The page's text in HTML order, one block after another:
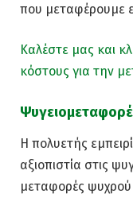
που μεταφέρουμε
Καλέστε μας και
κόστους για την
Η πολυετής
αξιοπιστία στις
μεταφορές